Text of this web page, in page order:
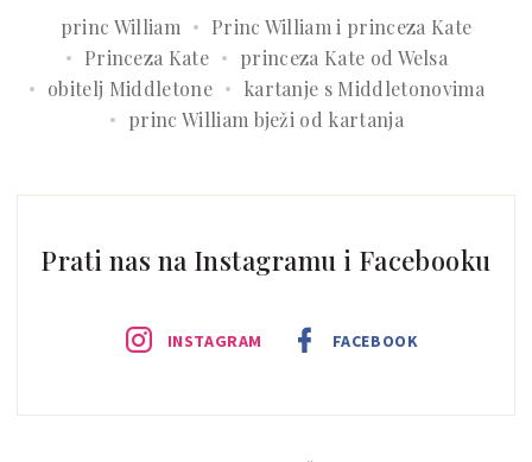
princ William
Princ William i princeza Kate
Princeza Kate
princeza Kate od Welsa
obitelj Middletone
kartanje s Middletonovima
princ William bježi od kartanja
Prati nas na Instagramu i Facebooku
INSTAGRAM FACEBOOK